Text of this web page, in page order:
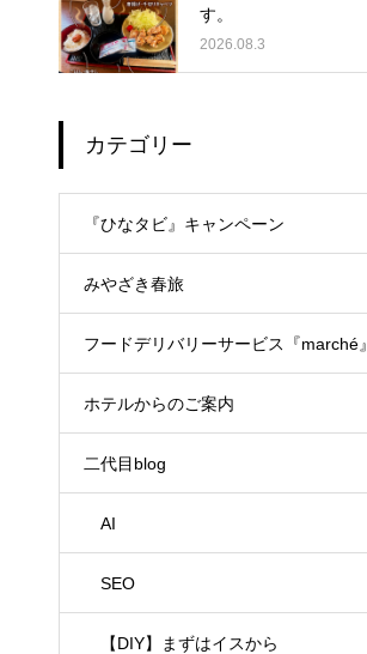
す。
2026.08.3
カテゴリー
『ひなタビ』キャンペーン
みやざき春旅
フードデリバリーサービス『marché』
ホテルからのご案内
二代目blog
AI
SEO
【DIY】まずはイスから